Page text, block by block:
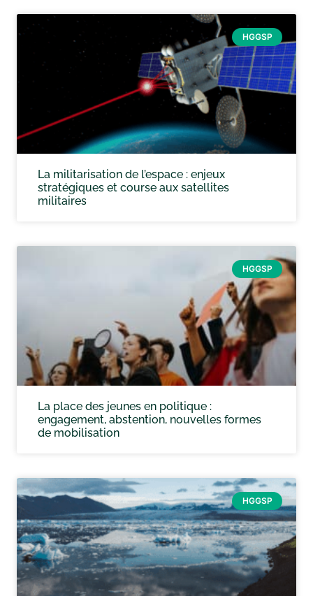
HGGSP
La militarisation de l’espace : enjeux
stratégiques et course aux satellites
militaires
HGGSP
La place des jeunes en politique :
engagement, abstention, nouvelles formes
de mobilisation
HGGSP